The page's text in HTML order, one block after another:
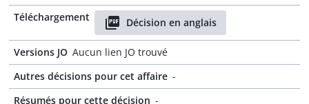
Téléchargement
Décision en anglais
Versions JO Aucun lien JO trouvé
Autres décisions pour cet affaire -
Résumés pour cette décision -